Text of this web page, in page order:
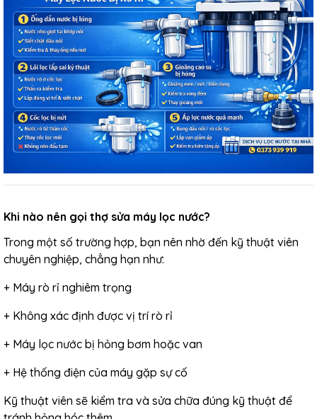
Khi nào nên gọi thợ sửa máy lọc nước?
Trong một số trường hợp, bạn nên nhờ đến kỹ thuật viên
chuyên nghiệp, chẳng hạn như:
+ Máy rò rỉ nghiêm trọng
+ Không xác định được vị trí rò rỉ
+ Máy lọc nước bị hỏng bơm hoặc van
+ Hệ thống điện của máy gặp sự cố
Kỹ thuật viên sẽ kiểm tra và sửa chữa đúng kỹ thuật để